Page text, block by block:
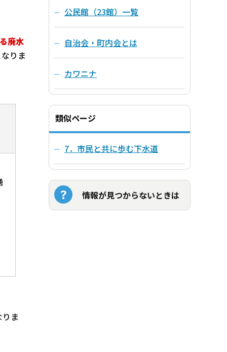
廃水
りま
ま
公民館（23館）一覧
自治会・町内会とは
カワニナ
類似ページ
7．市民と共に歩む下水道
情報が見つからないときは